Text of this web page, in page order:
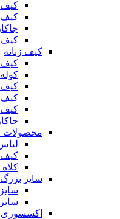
کیف
کیف
کیف
کیف زنانه
کیف
کیف
کیف
کیف
محصولات
کیف
سایز بزرگ
اکسسوری